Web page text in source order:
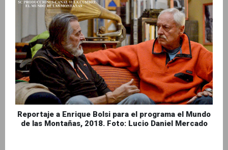
Reportaje a Enrique Bolsi para el programa el Mundo
de las Montañas, 2018. Foto: Lucio Daniel Mercado